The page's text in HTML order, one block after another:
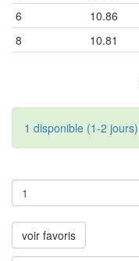
6 10.86
8 10.81
1 disponible (1-2 jours)
voir favoris